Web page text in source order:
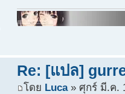
Re: [แปล]
โดย Luca» ศุกร์ มี.ค.